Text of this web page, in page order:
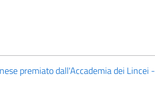
premiato dall'Accademia dei Lincei -